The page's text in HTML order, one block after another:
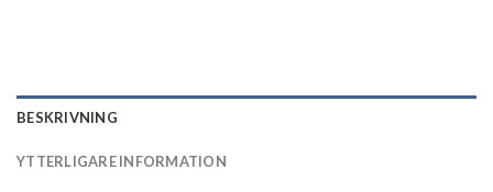
BESKRIVNING
YTTERLIGARE INFORMATION